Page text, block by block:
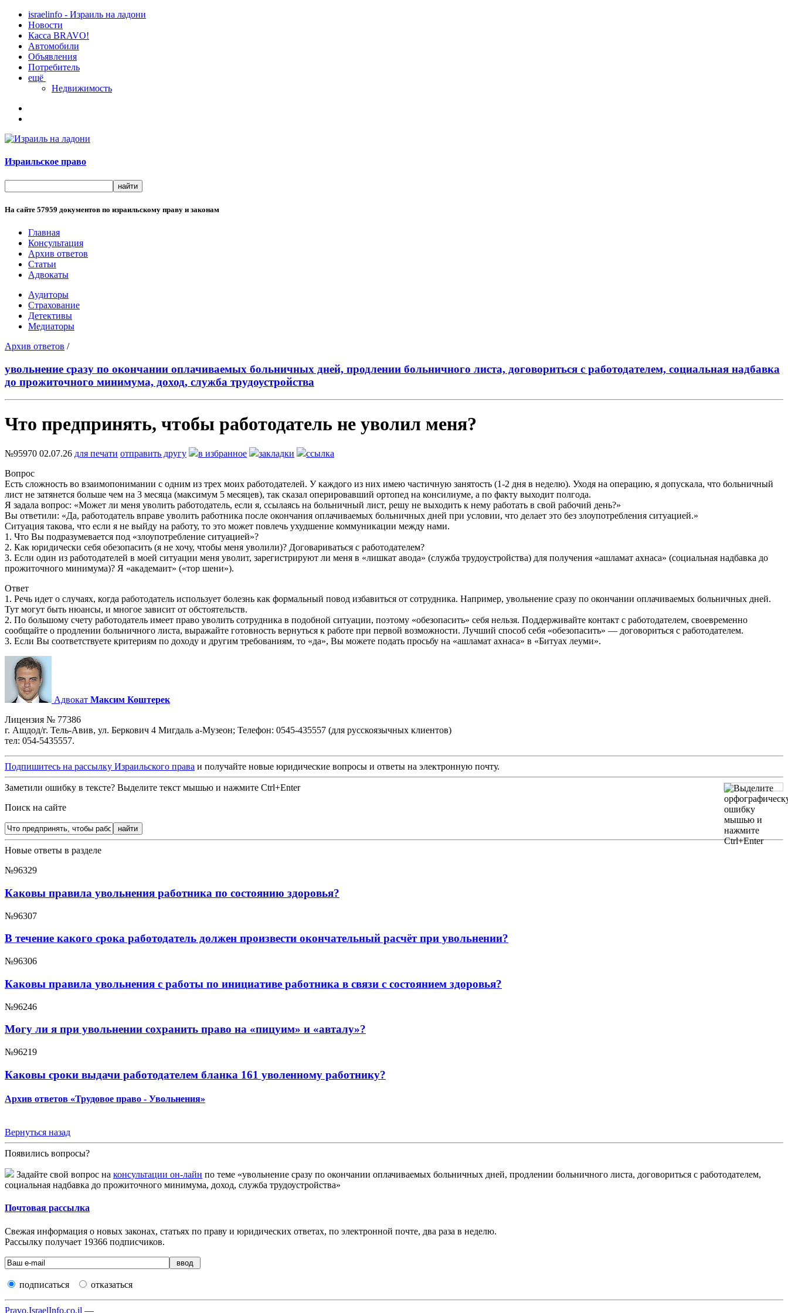
israelinfo - Израиль на ладони
Новости
Касса BRAVO!
Автомобили
Объявления
Потребитель
ещё
Недвижимость
Израильское право
На сайте 57959 документов по израильскому праву и законам
Главная
Консультация
Архив ответов
Статьи
Адвокаты
Аудиторы
Страхование
Детективы
Медиаторы
Архив ответов /
увольнение сразу по окончании оплачиваемых больничных дней, продлении больничного листа, договориться с работодателем, социальная надбавка
до прожиточного минимума, доход, служба трудоустройства
Что предпринять, чтобы работодатель не уволил меня?
№95970 02.07.26 для печати отправить другу в избранное закладки
ссылка
Вопрос
Есть сложность во взаимопонимании с одним из трех моих работодателей. У каждого из них имею частичную занятость (1-2 дня в неделю). Уходя на операцию, я допускала, что больничный
лист не затянется больше чем на 3 месяца (максимум 5 месяцев), так сказал оперировавший ортопед на консилиуме, а по факту выходит полгода.
Я задала вопрос: «Может ли меня уволить работодатель, если я, ссылаясь на больничный лист, решу не выходить к нему работать в свой рабочий день?»
Вы ответили: «Да, работодатель вправе уволить работника после окончания оплачиваемых больничных дней при условии, что делает это без злоупотребления ситуацией.»
Ситуация такова, что если я не выйду на работу, то это может повлечь ухудшение коммуникации между нами.
1. Что Вы подразумевается под «злоупотребление ситуацией»?
2. Как юридически себя обезопасить (я не хочу, чтобы меня уволили)? Договариваться с работодателем?
3. Если один из работодателей в моей ситуации меня уволит, зарегистрируют ли меня в «лишкат авода» (служба трудоустройства) для получения «ашламат ахнаса» (социальная надбавка до
прожиточного минимума)? Я «академаит» («тор шени»).
Ответ
1. Речь идет о случаях, когда работодатель использует болезнь как формальный повод избавиться от сотрудника. Например, увольнение сразу по окончании оплачиваемых больничных дней.
Тут могут быть нюансы, и многое зависит от обстоятельств.
2. По большому счету работодатель имеет право уволить сотрудника в подобной ситуации, поэтому «обезопасить» себя нельзя. Поддерживайте контакт с работодателем, своевременно
сообщайте о продлении больничного листа, выражайте готовность вернуться к работе при первой возможности. Лучший способ себя «обезопасить» — договориться с работодателем.
3. Если Вы соответствуете критериям по доходу и другим требованиям, то «да», Вы можете подать просьбу на «ашламат ахнаса» в «Битуах леуми».
Адвокат Максим Коштерек
Лицензия № 77386
г. Ашдод/г. Тель-Авив, ул. Беркович 4 Мигдаль а-Музеон; Телефон: 0545-435557 (для русскоязычных клиентов)
тел: 054-5435557.
Подпишитесь на рассылку Израильского права и получайте новые юридические вопросы и ответы на электронную почту.
Заметили ошибку в тексте? Выделите текст мышью и нажмите Ctrl+Enter
Поиск на сайте
Новые ответы в разделе
№96329
Каковы правила увольнения работника по состоянию здоровья?
№96307
В течение какого срока работодатель должен произвести окончательный расчёт при увольнении?
№96306
Каковы правила увольнения с работы по инициативе работника в связи с состоянием здоровья?
№96246
Могу ли я при увольнении сохранить право на «пицуим» и «авталу»?
№96219
Каковы сроки выдачи работодателем бланка 161 уволенному работнику?
Архив ответов «Трудовое право - Увольнения»
Вернуться назад
Появились вопросы?
Задайте свой вопрос на консультации он-лайн по теме «увольнение сразу по окончании оплачиваемых больничных дней, продлении больничного листа, договориться с работодателем,
социальная надбавка до прожиточного минимума, доход, служба трудоустройства»
Почтовая рассылка
Свежая информация о новых законах, статьях по праву и юридических ответах, по электронной почте, два раза в неделю.
Рассылку получает 19366 подписчиков.
подписаться отказаться
Pravo.IsraelInfo.co.il —